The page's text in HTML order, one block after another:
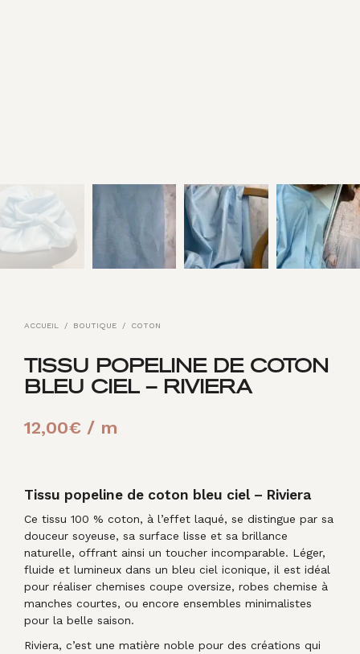
ACCUEIL / BOUTIQUE / COTON
TISSU POPELINE DE COTON
BLEU CIEL – RIVIERA
12,00€ / m
Tissu popeline de coton bleu ciel – Riviera
Ce tissu 100 % coton, à l’effet laqué, se distingue par sa
douceur soyeuse, sa surface lisse et sa brillance
naturelle, offrant ainsi un toucher incomparable. Léger,
fluide et lumineux dans un bleu ciel iconique, il est idéal
pour réaliser chemises coupe oversize, robes chemise à
manches courtes, ou encore ensembles minimalistes
pour la belle saison.
Riviera, c’est une matière noble pour des créations qui